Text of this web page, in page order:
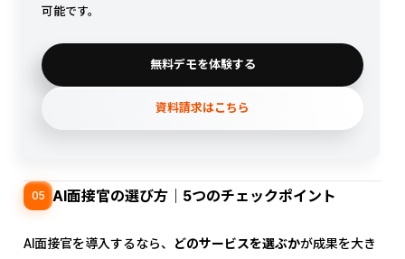
可能です。
無料デモを体験する
資料請求はこちら
05 AI面接官の選び方｜5つのチェックポイント
AI面接官を導入するなら、 どのサービスを選ぶかが成果を大き